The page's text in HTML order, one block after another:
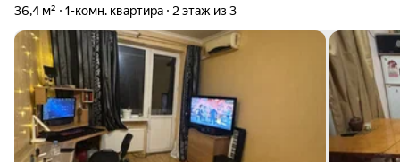
36,4 м² 1-комн. квартира 2 этаж из 3